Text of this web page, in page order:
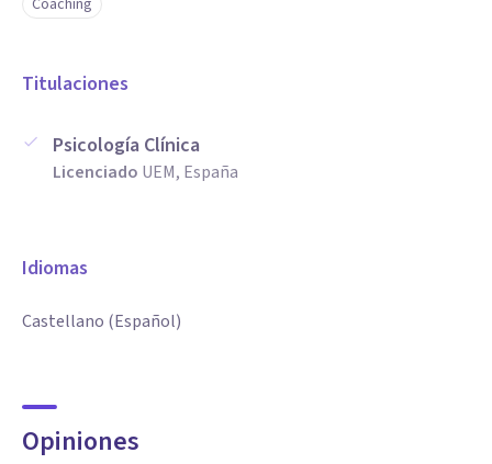
Coaching
Titulaciones
Psicología Clínica
Licenciado UEM, España
Idiomas
Castellano (Español)
Opiniones